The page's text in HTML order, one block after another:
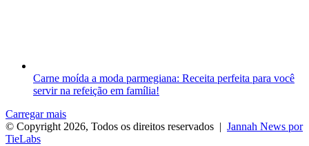
Carne moída a moda parmegiana: Receita perfeita para você
servir na refeição em família!
Carregar mais
© Copyright 2026, Todos os direitos reservados | Jannah News por
TieLabs